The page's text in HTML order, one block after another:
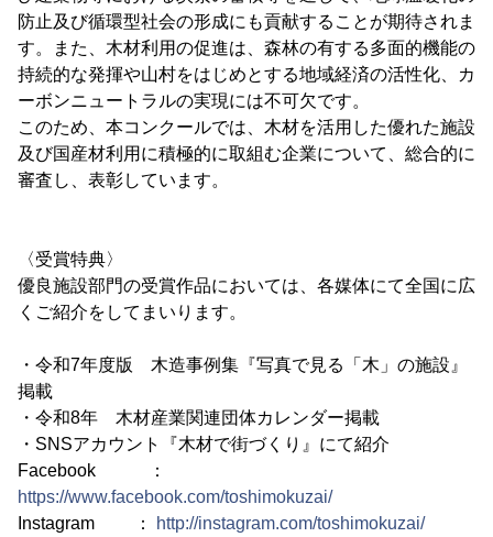
防止及び循環型社会の形成にも貢献することが期待されま
す。また、木材利用の促進は、森林の有する多面的機能の
持続的な発揮や山村をはじめとする地域経済の活性化、カ
ーボンニュートラルの実現には不可欠です。
このため、本コンクールでは、木材を活用した優れた施設
及び国産材利用に積極的に取組む企業について、総合的に
審査し、表彰しています。
〈受賞特典〉
優良施設部門の受賞作品においては、各媒体にて全国に広
くご紹介をしてまいります。
・令和7年度版 木造事例集『写真で見る「木」の施設』
掲載
・令和8年 木材産業関連団体カレンダー掲載
・SNSアカウント『木材で街づくり』にて紹介
Facebook ：
https://www.facebook.com/toshimokuzai/
Instagram ：
http://instagram.com/toshimokuzai/